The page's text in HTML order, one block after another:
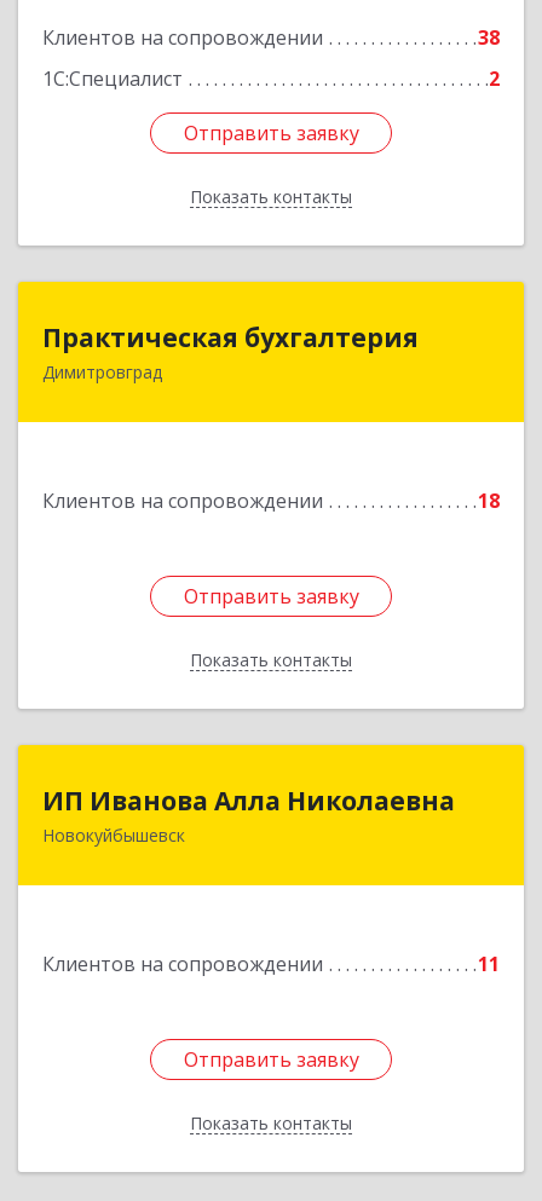
Клиентов на сопровождении
38
1С:Специалист
2
Отправить заявку
Показать контакты
Отправить заявку
Назад
Практическая бухгалтерия
Димитровград
Клиентов на сопровождении 18
Отправить заявку
Показать контакты
Практическая бухгалтерия
433502, Ульяновская область, г.о. город
Подробнее
Отправить заявку
Назад
ИП Иванова Алла Николаевна
Новокуйбышевск
Клиентов на сопровождении 11
Отправить заявку
Показать контакты
Отправить заявку
Назад